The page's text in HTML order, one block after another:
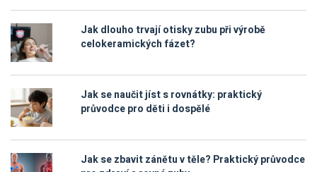
Jak dlouho trvají otisky zubu při výrobě
celokeramických fázet?
Jak se naučit jíst s rovnátky: praktický
průvodce pro děti i dospělé
Jak se zbavit zánětu v těle? Praktický průvodce